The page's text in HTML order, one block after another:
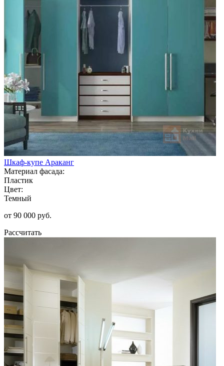
Шкаф-купе Араканг
Материал фасада:
Пластик
Цвет:
Темный
от 90 000 руб.
Рассчитать